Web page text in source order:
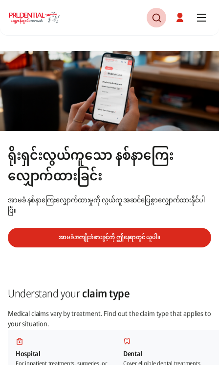
ရိုးရှင်းလွယ်ကူသော နစ်နာကြေး
လျှောက်ထားခြင်း
အာမခံ နစ်နာကြေးလျှောက်ထားမှုကို လွယ်ကူ အဆင်ပြေစွာလျှောက်ထားနိုင်ပါ
ပြီ။
အာမခံအကျိုးခံစားခွင့်ကို ဤနေရာတွင် ယူပါ။
Understand yourclaim type
Medical claims vary by treatment. Find out the claim type that applies to
your situation.
Hospital
Dental